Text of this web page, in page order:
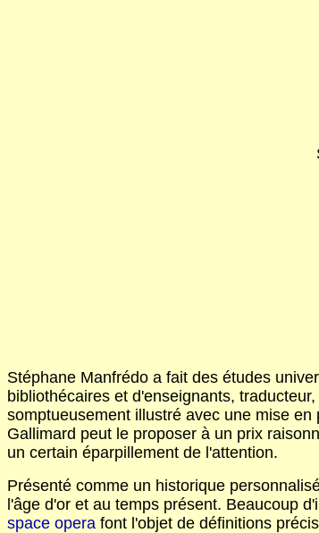
Stéphane Manfrédo a fait des études
bibliothécaires et d'enseignants,
somptueusement illustré avec une mise
Gallimard peut le proposer à un prix
un certain éparpillement de l'attention.
Présenté comme un historique
l'âge d'or et au temps présent. Beaucoup
space opera font l'objet de définitions